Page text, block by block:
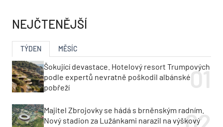
NEJČTENĚJŠÍ
TÝDEN MĚSÍC
Šokující devastace. Hotelový resort Trumpových
podle expertů nevratně poškodil albánské
pobřeží
Majitel Zbrojovky se hádá s brněnským radním.
Nový stadion za Lužánkami narazil na výškový